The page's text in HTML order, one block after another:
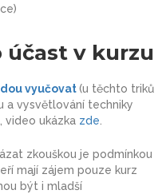
v kurzu
vyučovat (u těchto triků
a vysvětlování techniky
video ukázka zde
zkouškou je podmínkou
mají zájem pouze kurz
být i mladší